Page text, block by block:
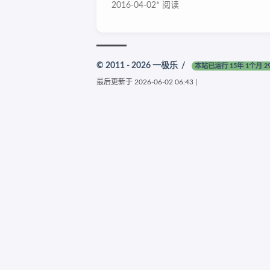
2016-04-02* 阅读
© 2011 - 2026 一极乐 / 本站已运行 15年 1个月
最后更新于 2026-06-02 06:43